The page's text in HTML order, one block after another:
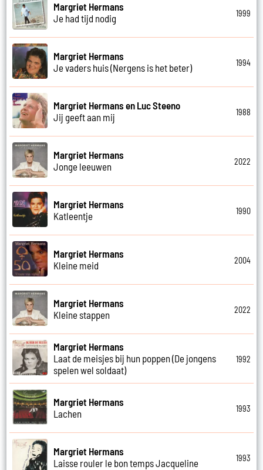
Margriet Hermans
Je had tijd nodig
1999
Margriet Hermans
Je vaders huis (Nergens is het beter)
1994
Margriet Hermans en Luc Steeno
Jij geeft aan mij
1988
Margriet Hermans
Jonge leeuwen
2022
Margriet Hermans
Katleentje
1990
Margriet Hermans
Kleine meid
2004
Margriet Hermans
Kleine stappen
2022
Margriet Hermans
Laat de meisjes bij hun poppen (De jongens
spelen wel soldaat)
1992
Margriet Hermans
Lachen
1993
Margriet Hermans
Laisse rouler le bon temps Jacqueline
1993